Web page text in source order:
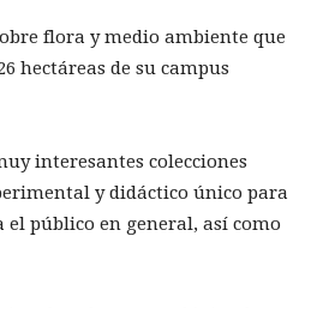
flora y medio ambiente que
hectáreas de su campus
interesantes colecciones
y didáctico único para
público en general, así como